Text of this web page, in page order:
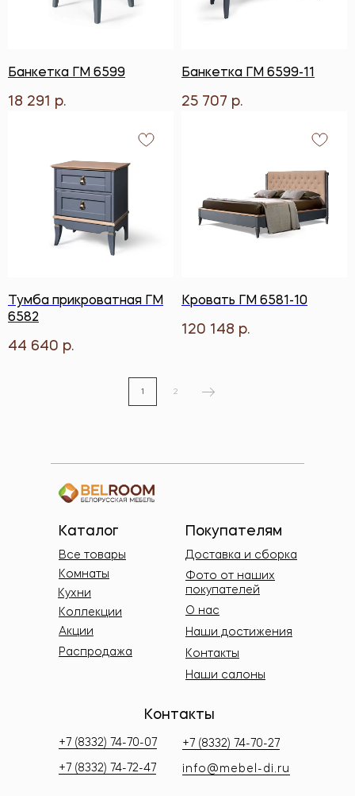
Банкетка ГМ 6599
18 291 р.
Банкетка ГМ 6599-11
25 707 р.
Тумба прикроватная ГМ
6582
44 640 р.
Кровать ГМ 6581-10
120 148 р.
1 2
Все товары
Комнаты
Коллекции
Акции
Распродажа
+7 (8332) 74-70-07
+7 (8332) 74-72-47
+7 (8332) 74-70-27
info@mebel-di.ru
Контакты
Покупателям
Каталог
Доставка и сборка
Фото от наших
покупателей
О нас
Контакты
Наши салоны
Наши достижения
Кухни